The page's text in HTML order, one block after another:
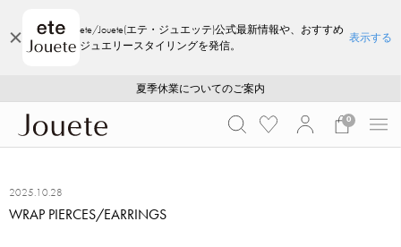
ete/Jouete(エテ・ジュエッテ)公式最新情報や、おすすめ
ジュエリースタイリングを発信。
表示する
採用のご案内
ご注文いただいたお品物のお届け状況について
夏季休業についてのご案内
WEB LIMITED ITEMS >>
採用のご案内
ご注文いただいたお品物のお届け状況について
0
2025.10.28
WRAP PIERCES/EARRINGS